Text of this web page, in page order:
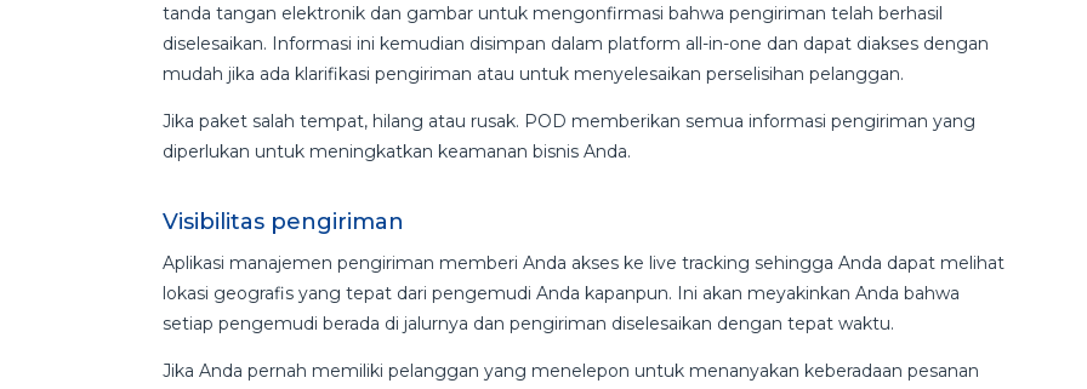
tanda tangan elektronik dan gambar untuk mengonfirmasi bahwa pengiriman telah berhasil
diselesaikan. Informasi ini kemudian disimpan dalam platform all-in-one dan dapat diakses dengan
mudah jika ada klarifikasi pengiriman atau untuk menyelesaikan perselisihan pelanggan.
Jika paket salah tempat, hilang atau rusak. POD memberikan semua informasi pengiriman yang
diperlukan untuk meningkatkan keamanan bisnis Anda.
Visibilitas pengiriman
Aplikasi manajemen pengiriman memberi Anda akses ke live tracking sehingga Anda dapat melihat
lokasi geografis yang tepat dari pengemudi Anda kapanpun. Ini akan meyakinkan Anda bahwa
setiap pengemudi berada di jalurnya dan pengiriman diselesaikan dengan tepat waktu.
Jika Anda pernah memiliki pelanggan yang menelepon untuk menanyakan keberadaan pesanan